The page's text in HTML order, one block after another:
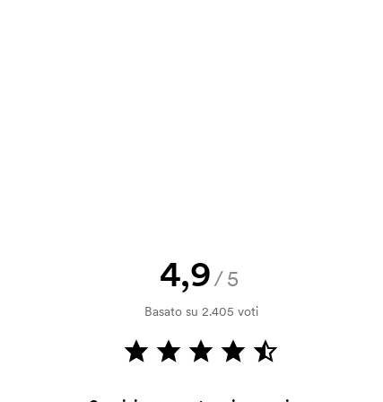
al momento della stampa.
da stampare. Se ripeti lo stesso
4,9/5
Basato su 2.405 voti